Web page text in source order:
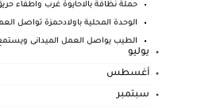
حملة نظافة بالاحايوة غرب واطفاء
الوحدة المحلية باولادحمزة تواصل
الطيب يواصل العمل الميدانى
يوليو
أغسطس
سبتمبر